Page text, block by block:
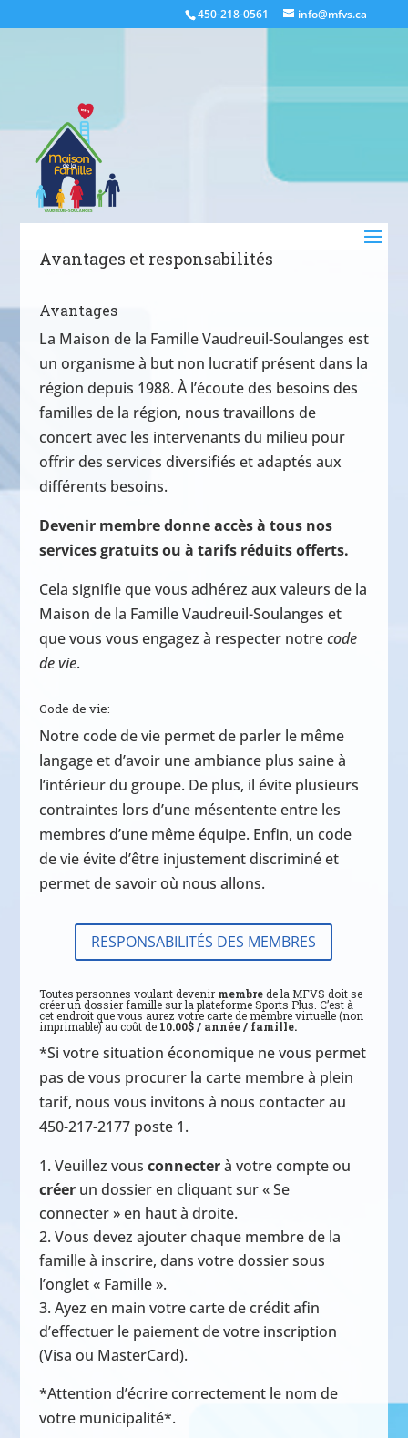
450-218-0561 info@mfvs.ca
Avantages et responsabilités
Avantages
La Maison de la Famille Vaudreuil-Soulanges est
un organisme à but non lucratif présent dans la
région depuis 1988. À l’écoute des besoins des
familles de la région, nous travaillons de
concert avec les intervenants du milieu pour
offrir des services diversifiés et adaptés aux
différents besoins.
Devenir membre donne accès à tous nos
services gratuits ou à tarifs réduits offerts.
Cela signifie que vous adhérez aux valeurs de la
Maison de la Famille Vaudreuil-Soulanges et
que vous vous engagez à respecter notrecode
de vie.
Code de vie:
Notre code de vie permet de parler le même
langage et d’avoir une ambiance plus saine à
l’intérieur du groupe. De plus, il évite plusieurs
contraintes lors d’une mésentente entre les
membres d’une même équipe. Enfin, un code
de vie évite d’être injustement discriminé et
permet de savoir où nous allons.
RESPONSABILITÉS DES MEMBRES
Toutes personnes voulant devenir membrede la MFVS doit se
créer un dossier famille sur la plateforme Sports Plus. C’est à
cet endroit que vous aurez votre carte de membre virtuelle (non
imprimable) au coût de 10.00$ / année / famille.
*Si votre situation économique ne vous permet
pas de vous procurer la carte membre à plein
tarif, nous vous invitons à nous contacter au
450-217-2177 poste 1.
Veuillez vous connecterà votre compte ou
créerun dossier en cliquant sur « Se
connecter » en haut à droite.
Vous devez ajouter chaque membre de la
famille à inscrire, dans votre dossier sous
l’onglet « Famille ».
Ayez en main votre carte de crédit afin
d’effectuer le paiement de votre inscription
(Visa ou MasterCard).
*Attention d’écrire correctement le nom de
votre municipalité*.